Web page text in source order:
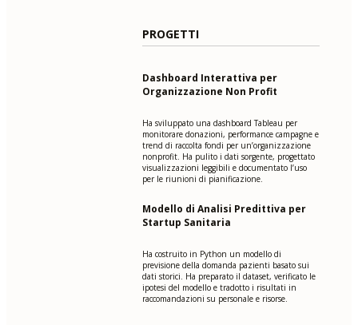
PROGETTI
Dashboard Interattiva per
Organizzazione Non Profit
Ha sviluppato una dashboard Tableau per
monitorare donazioni, performance campagne e
trend di raccolta fondi per un’organizzazione
nonprofit. Ha pulito i dati sorgente, progettato
visualizzazioni leggibili e documentato l’uso
per le riunioni di pianificazione.
Modello di Analisi Predittiva per
Startup Sanitaria
Ha costruito in Python un modello di
previsione della domanda pazienti basato sui
dati storici. Ha preparato il dataset, verificato le
ipotesi del modello e tradotto i risultati in
raccomandazioni su personale e risorse.